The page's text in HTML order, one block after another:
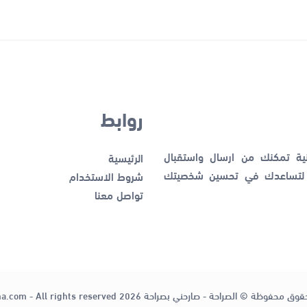
تمكنك من ارسال واستقبال
لتساعدك في تحسين شخصيتك
روابط
الرئيسية
شروط الاستخدام
تواصل معنا
محفوظة © الصراحة - صارحني بصراحة 2026 - All rights reserved